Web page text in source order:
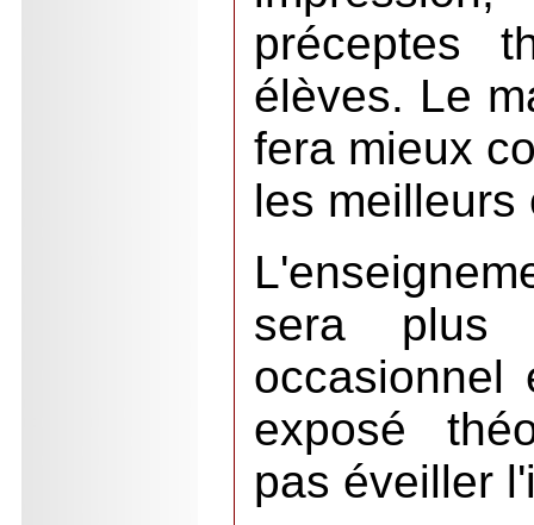
préceptes
élèves. Le
fera mieux
les meilleurs
sera plus
occasionnel
exposé
pas éveiller